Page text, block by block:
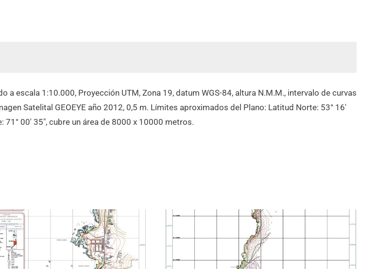
escala 1:10.000, Proyección UTM, Zona 19, datum WGS-84, altura N.M.M., intervalo de curvas
Satelital GEOEYE año 2012, 0,5 m. Límites aproximados del Plano: Latitud Norte: 53° 16′
71° 00′ 35″, cubre un área de 8000 x 10000 metros.